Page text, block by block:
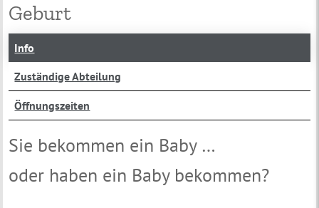
Geburt
Info
Zuständige Abteilung
Öffnungszeiten
Sie bekommen ein Baby …
oder haben ein Baby bekommen?